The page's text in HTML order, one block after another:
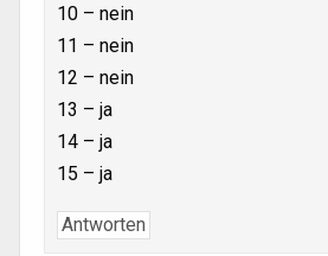
10 – nein
11 – nein
12 – nein
13 – ja
14 – ja
15 – ja
Antworten